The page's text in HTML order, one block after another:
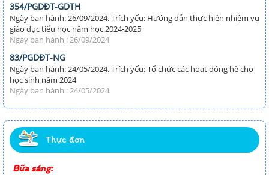
354/PGDĐT-GDTH
Ngày ban hành: 26/09/2024. Trích yếu: Hướng dẫn thực hiện nhiệm vụ
giáo dục tiểu học năm học 2024-2025
Ngày ban hành : 26/09/2024
83/PGDĐT-NG
Ngày ban hành: 24/05/2024. Trích yếu: Tổ chức các hoạt động hè cho
học sinh năm 2024
Ngày ban hành : 24/05/2024
Thực đơn
Bữa sáng: